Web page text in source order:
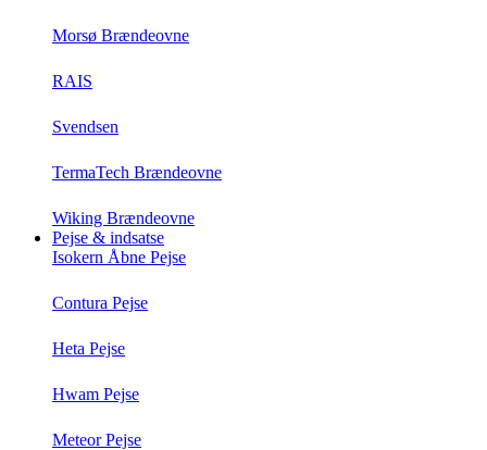
Morsø Brændeovne
RAIS
Svendsen
TermaTech Brændeovne
Wiking Brændeovne
Pejse & indsatse
Isokern Åbne Pejse
Contura Pejse
Heta Pejse
Hwam Pejse
Meteor Pejse